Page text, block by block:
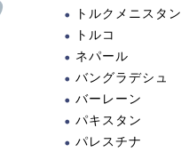
トルクメニスタン
トルコ
ネパール
バングラデシュ
バーレーン
パキスタン
パレスチナ